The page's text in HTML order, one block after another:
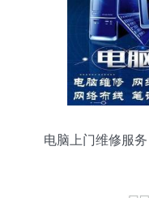
电脑上门维修服